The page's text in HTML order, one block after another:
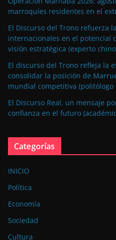
marroquíes residentes en el
El Discurso del Trono refuerza
internacionales en el potencial
visión estratégica (experto
El discurso del Trono refleja la
consolidar la posición de
mundial competitiva
El Discurso Real, un mensaje
confianza en el futuro
Categorías
INICIO
Política
Economía
Sociedad
Cultura